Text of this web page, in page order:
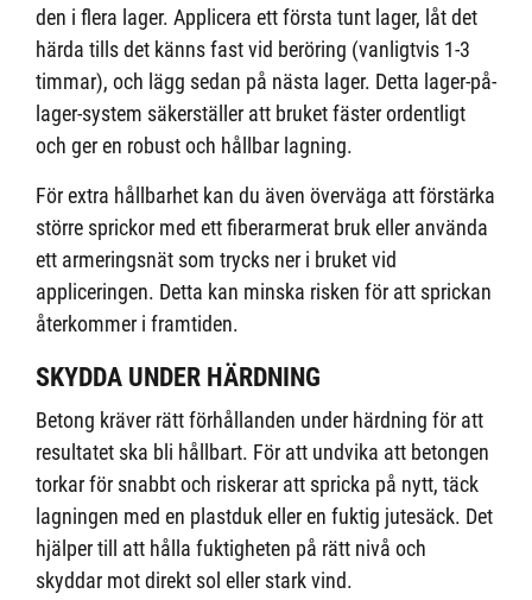
den i flera lager. Applicera ett första tunt lager, låt det
härda tills det känns fast vid beröring (vanligtvis 1-3
timmar), och lägg sedan på nästa lager. Detta lager-på-
lager-system säkerställer att bruket fäster ordentligt
och ger en robust och hållbar lagning.
För extra hållbarhet kan du även överväga att förstärka
större sprickor med ett fiberarmerat bruk eller använda
ett armeringsnät som trycks ner i bruket vid
appliceringen. Detta kan minska risken för att sprickan
återkommer i framtiden.
SKYDDA UNDER HÄRDNING
Betong kräver rätt förhållanden under härdning för att
resultatet ska bli hållbart. För att undvika att betongen
torkar för snabbt och riskerar att spricka på nytt, täck
lagningen med en plastduk eller en fuktig jutesäck. Det
hjälper till att hålla fuktigheten på rätt nivå och
skyddar mot direkt sol eller stark vind.